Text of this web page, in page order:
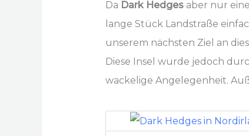
Da Dark Hedgesaber nur
lange Stück Landstraße
unserem nächsten Ziel an
Diese Insel wurde jedoch
wackelige Angelegenheit.